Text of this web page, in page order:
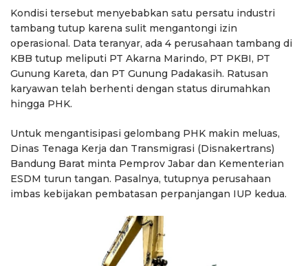
Kondisi tersebut menyebabkan satu persatu industri
tambang tutup karena sulit mengantongi izin
operasional. Data teranyar, ada 4 perusahaan tambang di
KBB tutup meliputi PT Akarna Marindo, PT PKBI, PT
Gunung Kareta, dan PT Gunung Padakasih. Ratusan
karyawan telah berhenti dengan status dirumahkan
hingga PHK.
Untuk mengantisipasi gelombang PHK makin meluas,
Dinas Tenaga Kerja dan Transmigrasi (Disnakertrans)
Bandung Barat minta Pemprov Jabar dan Kementerian
ESDM turun tangan. Pasalnya, tutupnya perusahaan
imbas kebijakan pembatasan perpanjangan IUP kedua.